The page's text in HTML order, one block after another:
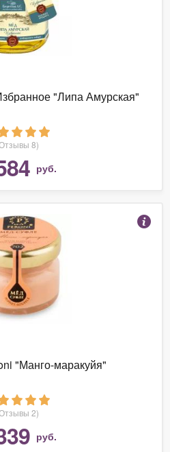
"Липа Амурская"
8)
руб.
"Манго-маракуйя"
2)
руб.